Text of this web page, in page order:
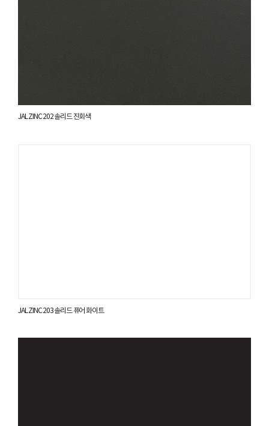
JAL ZINC 202 솔리드 진회색
JAL ZINC 203 솔리드 퓨어 화이트